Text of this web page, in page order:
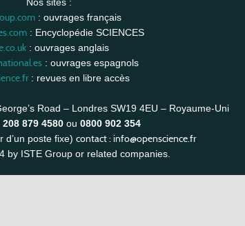
: ouvrages français
: Encyclopédie SCIENCES
: ouvrages anglais
: ouvrages espagnols
: revues en libre accès
Road – Londres SW19 4EU – Royaume-Uni
208 879 4580 ou 0800 902 354
d’un poste fixe) contact : info@openscience.fr
by ISTE Group or related companies.